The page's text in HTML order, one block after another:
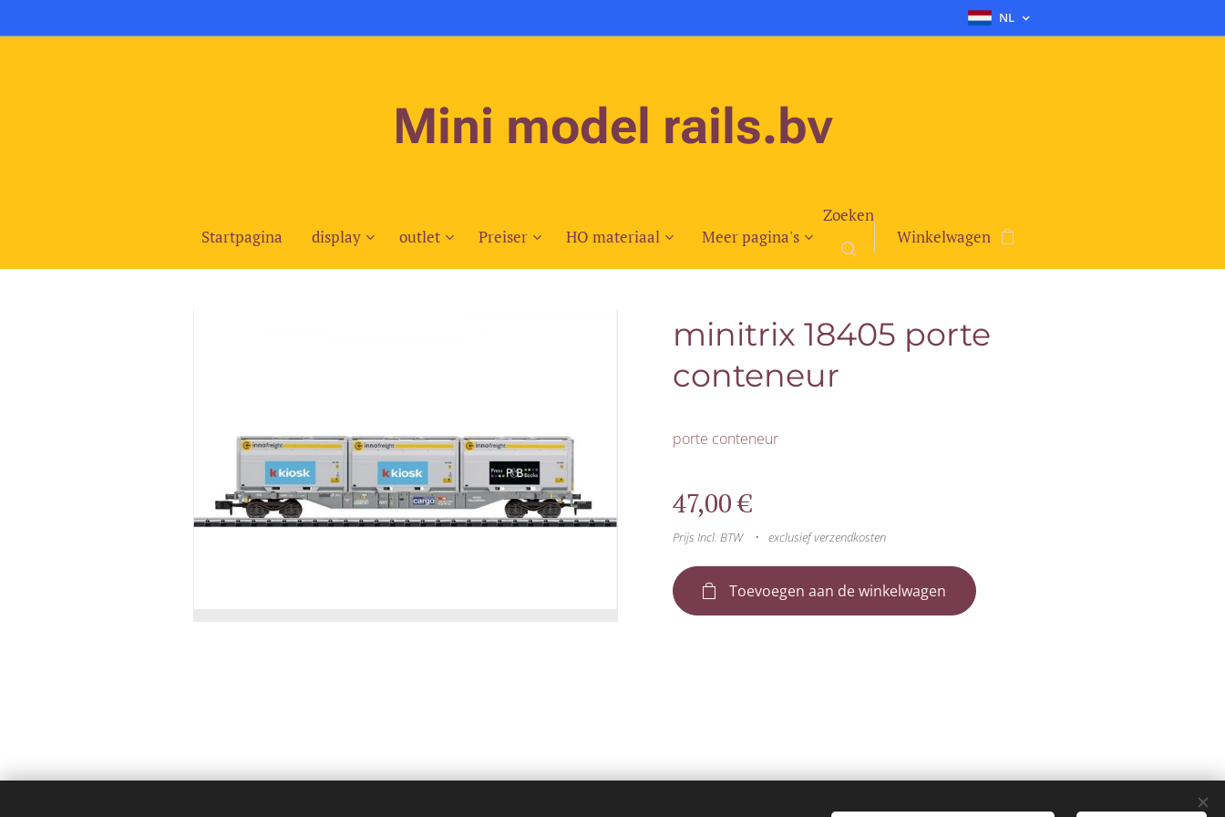
NL
Mini model rails.bv
Startpagina display outlet Preiser HO materiaal Meer pagina's
Zoeken
Winkelwagen
minitrix 18405 porte
conteneur
porte conteneur
47,00€
Prijs Incl. BTW exclusief verzendkosten
Toevoegen aan de winkelwagen